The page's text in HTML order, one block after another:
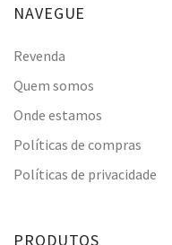
NAVEGUE
Revenda
Quem somos
Onde estamos
Políticas de compras
Políticas de privacidade
PRODUTOS